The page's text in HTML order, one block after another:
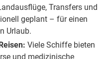
Transfers und
geplant – für einen
Urlaub.
Viele Schiffe bieten
und medizinische